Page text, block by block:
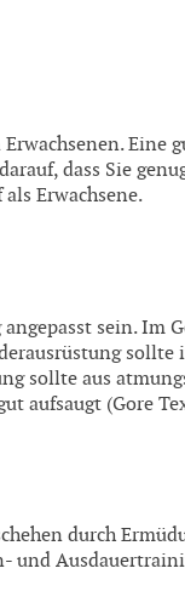
Eine
dass Sie
Erwachsene.
sein. Im
sollte
sollte aus
aufsaugt (Gore
durch
und